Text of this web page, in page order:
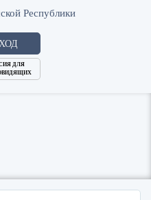
Республики
ДЛЯ